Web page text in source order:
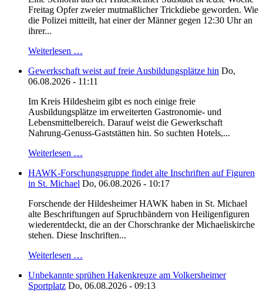
Freitag Opfer zweier mutmaßlicher Trickdiebe geworden. Wie
die Polizei mitteilt, hat einer der Männer gegen 12:30 Uhr an
ihrer...
Weiterlesen …
Gewerkschaft weist auf freie Ausbildungsplätze hin Do,
06.08.2026 - 11:11
Im Kreis Hildesheim gibt es noch einige freie
Ausbildungsplätze im erweiterten Gastronomie- und
Lebensmittelbereich. Darauf weist die Gewerkschaft
Nahrung-Genuss-Gaststätten hin. So suchten Hotels,...
Weiterlesen …
HAWK-Forschungsgruppe findet alte Inschriften auf Figuren
in St. Michael Do, 06.08.2026 - 10:17
Forschende der Hildesheimer HAWK haben in St. Michael
alte Beschriftungen auf Spruchbändern von Heiligenfiguren
wiederentdeckt, die an der Chorschranke der Michaeliskirche
stehen. Diese Inschriften...
Weiterlesen …
Unbekannte sprühen Hakenkreuze am Volkersheimer
Sportplatz Do, 06.08.2026 - 09:13